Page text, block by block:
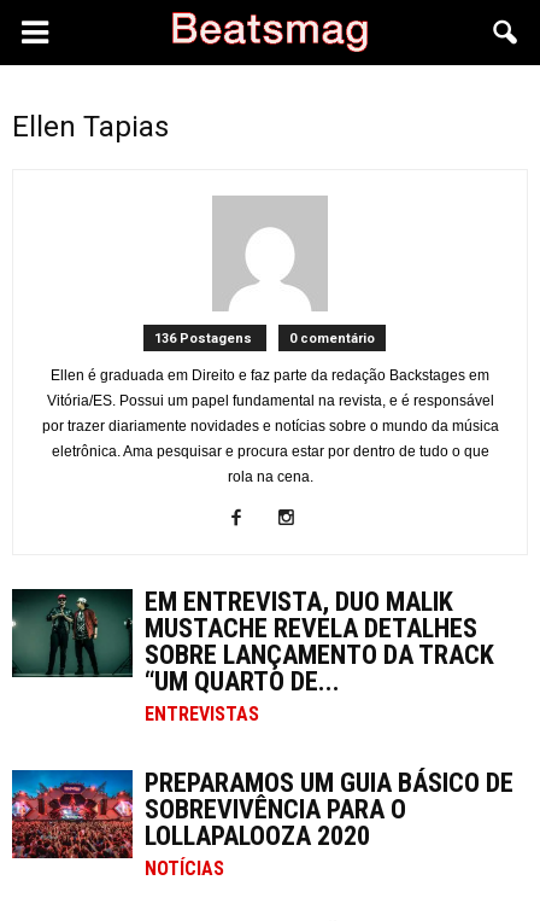
Ellen Tapias
136 Postagens 0 comentário
Ellen é graduada em Direito e faz parte da redação Backstages em
Vitória/ES. Possui um papel fundamental na revista, e é responsável
por trazer diariamente novidades e notícias sobre o mundo da música
eletrônica. Ama pesquisar e procura estar por dentro de tudo o que
rola na cena.
EM ENTREVISTA, DUO MALIK
MUSTACHE REVELA DETALHES
SOBRE LANÇAMENTO DA TRACK
“UM QUARTO DE...
ENTREVISTAS
PREPARAMOS UM GUIA BÁSICO DE
SOBREVIVÊNCIA PARA O
LOLLAPALOOZA 2020
NOTÍCIAS